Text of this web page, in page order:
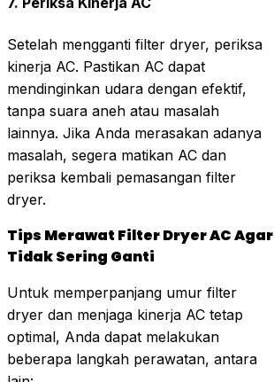
Setelah mengganti filter dryer, periksa
kinerja AC. Pastikan AC dapat
mendinginkan udara dengan efektif,
tanpa suara aneh atau masalah
lainnya. Jika Anda merasakan adanya
masalah, segera matikan AC dan
periksa kembali pemasangan filter
dryer.
Tips Merawat Filter Dryer AC Agar
Tidak Sering Ganti
Untuk memperpanjang umur filter
dryer dan menjaga kinerja AC tetap
optimal, Anda dapat melakukan
beberapa langkah perawatan, antara